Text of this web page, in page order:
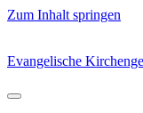
Zum Inhalt springen
Evangelische